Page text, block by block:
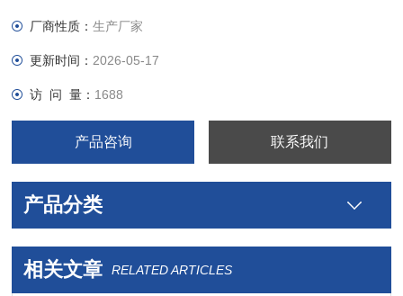
厂商性质：生产厂家
更新时间： 2026-05-17
访 问 量： 1688
产品咨询 联系我们
产品分类
相关文章 RELATED ARTICLES